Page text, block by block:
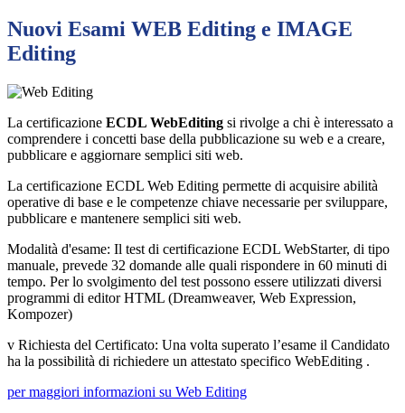
Nuovi Esami WEB Editing e IMAGE
Editing
La certificazione ECDL WebEditing si rivolge a chi è interessato a
comprendere i concetti base della pubblicazione su web e a creare,
pubblicare e aggiornare semplici siti web.
La certificazione ECDL Web Editing permette di acquisire abilità
operative di base e le competenze chiave necessarie per sviluppare,
pubblicare e mantenere semplici siti web.
Modalità d'esame: Il test di certificazione ECDL WebStarter, di tipo
manuale, prevede 32 domande alle quali rispondere in 60 minuti di
tempo. Per lo svolgimento del test possono essere utilizzati diversi
programmi di editor HTML (Dreamweaver, Web Expression,
Kompozer)
v Richiesta del Certificato: Una volta superato l’esame il Candidato
ha la possibilità di richiedere un attestato specifico WebEditing .
per maggiori informazioni su Web Editing